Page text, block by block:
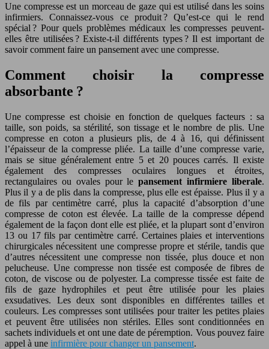
Une compresse est un morceau de gaze qui est utilisé dans les soins
infirmiers. Connaissez-vous ce produit ? Qu’est-ce qui le rend
spécial ? Pour quels problèmes médicaux les compresses peuvent-
elles être utilisées ? Existe-t-il différents types ? Il est important de
savoir comment faire un pansement avec une compresse.
Comment choisir la compresse
absorbante ?
Une compresse est choisie en fonction de quelques facteurs : sa
taille, son poids, sa stérilité, son tissage et le nombre de plis. Une
compresse en coton a plusieurs plis, de 4 à 16, qui définissent
l’épaisseur de la compresse pliée. La taille d’une compresse varie,
mais se situe généralement entre 5 et 20 pouces carrés. Il existe
également des compresses oculaires longues et étroites,
rectangulaires ou ovales pour lepansement infirmiere liberale.
Plus il y a de plis dans la compresse, plus elle est épaisse. Plus il y a
de fils par centimètre carré, plus la capacité d’absorption d’une
compresse de coton est élevée. La taille de la compresse dépend
également de la façon dont elle est pliée, et la plupart sont d’environ
13 ou 17 fils par centimètre carré. Certaines plaies et interventions
chirurgicales nécessitent une compresse propre et stérile, tandis que
d’autres nécessitent une compresse non tissée, plus douce et non
pelucheuse. Une compresse non tissée est composée de fibres de
coton, de viscose ou de polyester. La compresse tissée est faite de
fils de gaze hydrophiles et peut être utilisée pour les plaies
exsudatives. Les deux sont disponibles en différentes tailles et
couleurs. Les compresses sont utilisées pour traiter les petites plaies
et peuvent être utilisées non stériles. Elles sont conditionnées en
sachets individuels et ont une date de péremption. Vous pouvez faire
appel à une infirmière pour changer un pansement.